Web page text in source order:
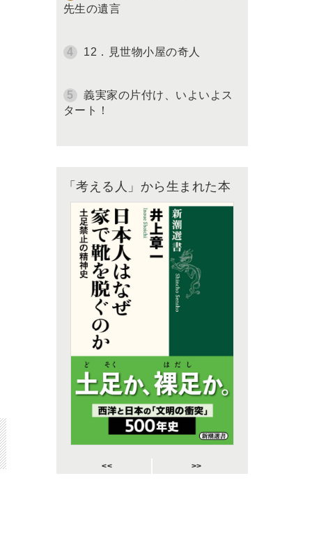
先生の遺言
12．見世物小屋の奇人
義実家の片付け、いよいよス
タート！
「考える人」から生まれた本
<< >>